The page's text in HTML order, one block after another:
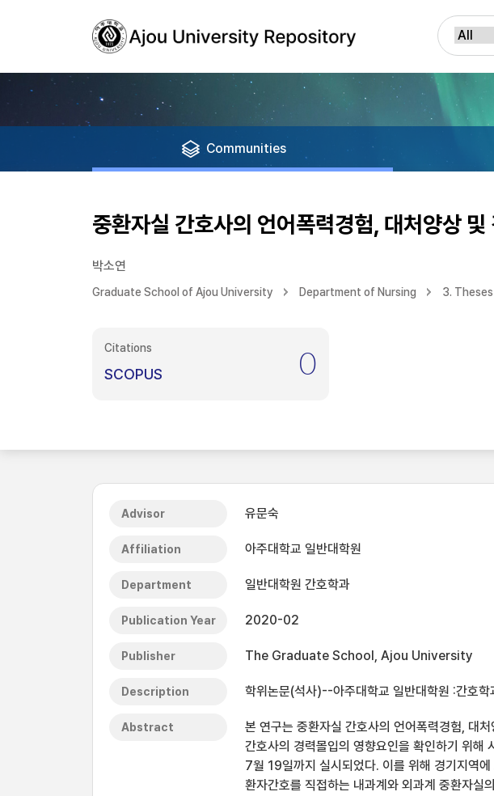
Communities
중환자실 간호사의 언어폭력경험, 대처양상 및
박소연
Graduate School of Ajou University Department of Nursing 3.
Citations
SCOPUS 0
Advisor 유문숙
Affiliation 아주대학교 일반대학원
Department 일반대학원 간호학과
Publication Year 2020-02
Publisher The Graduate School, Ajou University
Description 학위논문(석사)--아주대학교 일반대학원 :간호
Abstract
본 연구는 중환자실 간호사의 언어폭력경험, 대
간호사의 경력몰입의 영향요인을 확인하기 위
7월 19일까지 실시되었다. 이를 위해 경기지역
환자간호를 직접하는 내과계와 외과계 중환자실